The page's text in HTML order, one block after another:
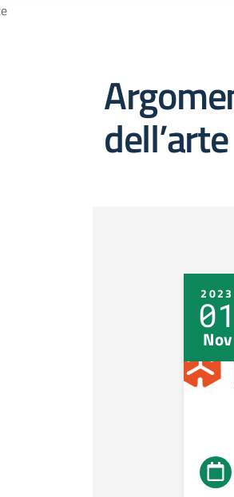
dell’arte
2023
01
Nov